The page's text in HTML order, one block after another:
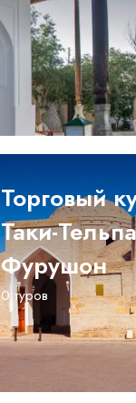
Торговый
Таки-
Фурушон
0 туров